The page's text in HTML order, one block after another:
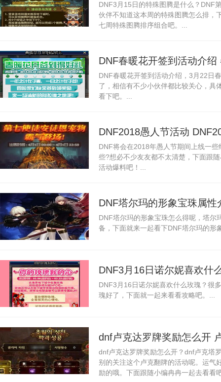
排序组合
DNF3月15日的特殊图腾是什么？DNF
伙伴不知道这本周的特殊图腾怎么排，
七周特殊图腾排序组合吧。...
DNF春暖花开签到活动介
DNF春暖花开签到活动介绍，3月22日
了，相信有不少小伙伴都比较关心，具
看下吧。...
DNF2018愚人节活动
DNF将会在2018年愚人节期间上线一
些?想必不少友友都不太清楚，下面跟
活动爆料吧！...
DNF塔尔玛的形象宝珠属
么得
DNF塔尔玛的形象宝珠怎么得呢，塔尔
备，下面就来一起看下DNF塔尔玛的形
DNF3月16日诺尔妮喜欢什
DNF3月16日诺尔妮喜欢什么玫瑰？很
瑰好了，下面就一起来看看攻略吧。...
dnf卢克达罗牌奖励怎么开
dnf卢克达罗牌奖励怎么开？dnf卢克塔
别的关注这个卢克翻牌的活动呢。运气
励的哦。下面跟随小编冉冉一起去看看